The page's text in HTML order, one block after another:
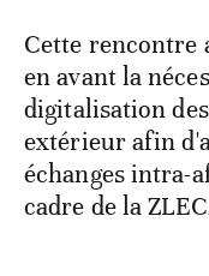
Cette rencontre
en avant la
digitalisation
extérieur afin
échanges intra-
cadre de la